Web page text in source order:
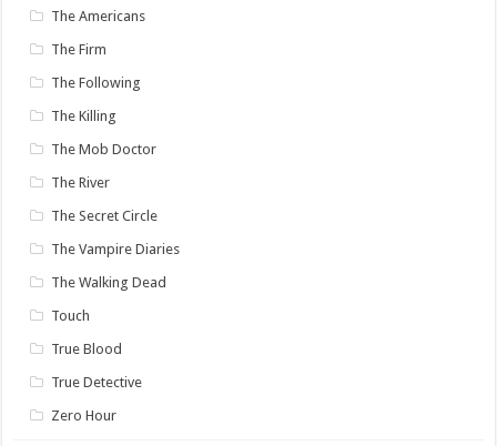
The Americans
The Firm
The Following
The Killing
The Mob Doctor
The River
The Secret Circle
The Vampire Diaries
The Walking Dead
Touch
True Blood
True Detective
Zero Hour